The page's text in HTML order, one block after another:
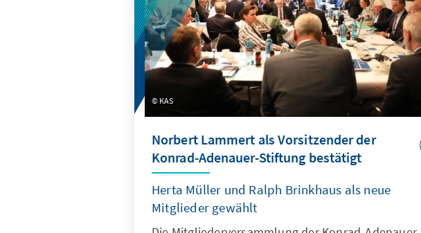
KAS
Norbert Lammert als Vorsitzender der
Konrad-Adenauer-Stiftung bestätigt
Herta Müller und Ralph Brinkhaus als neue
Mitglieder gewählt